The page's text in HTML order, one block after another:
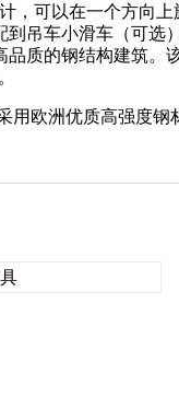
，可以在一个方向
到吊车小滑车（可选
品质的钢结构建筑。
用欧洲优质高强度